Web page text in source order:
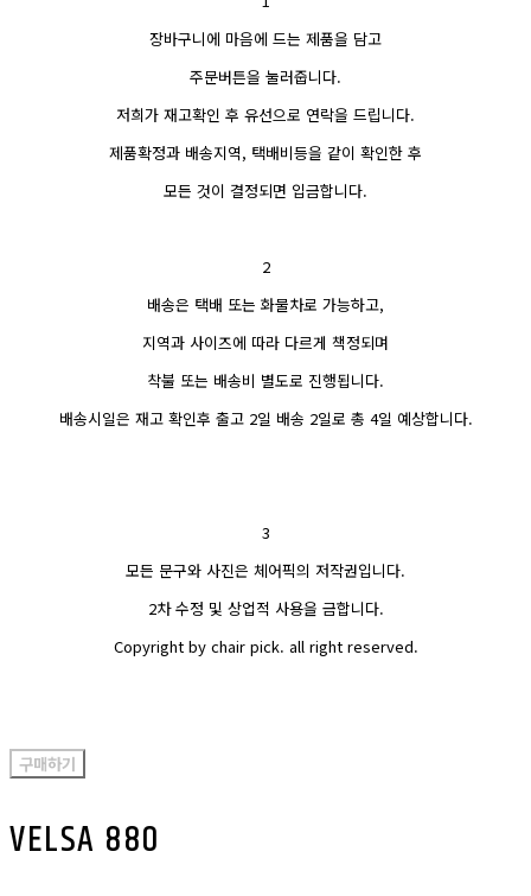
장바구니에 마음에 드는 제품을 담고
주문버튼을 눌러줍니다.
저희가 재고확인 후 유선으로 연락을 드립니다.
제품확정과 배송지역, 택배비등을 같이 확인한 후
모든 것이 결정되면 입금합니다.
2
배송은 택배 또는 화물차로 가능하고,
지역과 사이즈에 따라 다르게 책정되며
착불 또는 배송비 별도로 진행됩니다.
배송시일은 재고 확인후 출고 2일 배송 2일로 총 4일 예상합니다.
3
모든 문구와 사진은 체어픽의 저작권입니다.
2차 수정 및 상업적 사용을 금합니다.
Copyright by chair pick. all right reserved.
구매하기
VELSA 880